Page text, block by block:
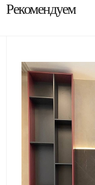
Рекомендуем